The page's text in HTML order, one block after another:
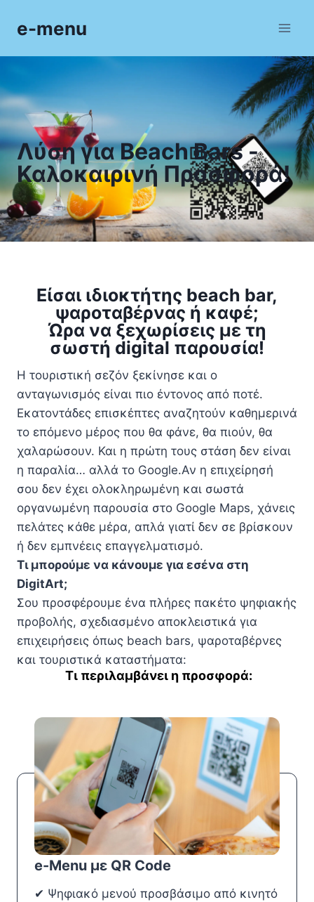
e-menu
Λύση για Beach Bars -
Καλοκαιρινή Προσφορά!
Είσαι ιδιοκτήτης beach bar,
ψαροταβέρνας ή καφέ;
Ώρα να ξεχωρίσεις με τη
σωστή digital παρουσία!
Η τουριστική σεζόν ξεκίνησε και ο
ανταγωνισμός είναι πιο έντονος από ποτέ.
Εκατοντάδες επισκέπτες αναζητούν καθημερινά
το επόμενο μέρος που θα φάνε, θα πιούν, θα
χαλαρώσουν. Και η πρώτη τους στάση δεν είναι
η παραλία… αλλά το Google.Αν η επιχείρησή
σου δεν έχει ολοκληρωμένη και σωστά
οργανωμένη παρουσία στο Google Maps, χάνεις
πελάτες κάθε μέρα, απλά γιατί δεν σε βρίσκουν
ή δεν εμπνέεις επαγγελματισμό.
Τι μπορούμε να κάνουμε για εσένα στη
DigitArt;
Σου προσφέρουμε ένα πλήρες πακέτο ψηφιακής
προβολής, σχεδιασμένο αποκλειστικά για
επιχειρήσεις όπως beach bars, ψαροταβέρνες
και τουριστικά καταστήματα:
Τι περιλαμβάνει η προσφορά:
e-Menu με QR Code
✔ Ψηφιακό μενού προσβάσιμο από κινητό